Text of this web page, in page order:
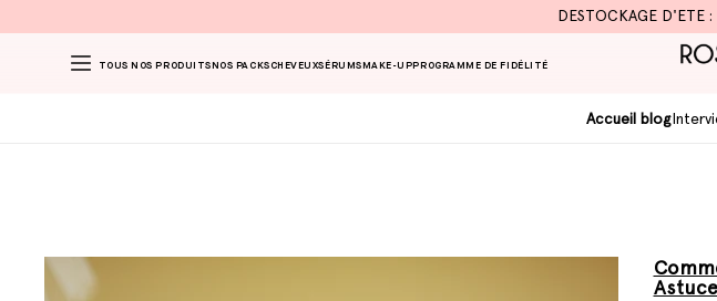
DESTOCKAGE D'ETE
TOUS NOS PRODUITSNOS PACKSCHEVEUXSÉRUMSMAKE-UPPROGRAMME DE FIDÉLITÉ
Accueil blog